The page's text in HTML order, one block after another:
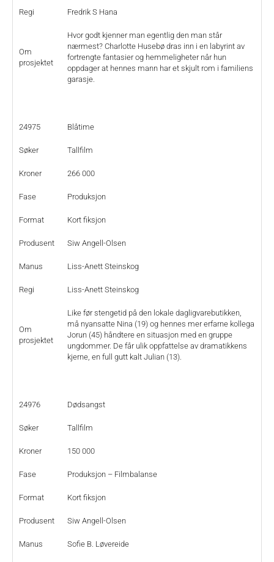
Regi Fredrik S Hana
Om
prosjektet
Hvor godt kjenner man egentlig den man står
nærmest? Charlotte Husebø dras inn i en labyrint av
fortrengte fantasier og hemmeligheter når hun
oppdager at hennes mann har et skjult rom i familiens
garasje.
24975 Blåtime
Søker Tallfilm
Kroner 266 000
Fase Produksjon
Format Kort fiksjon
Produsent Siw Angell-Olsen
Manus Liss-Anett Steinskog
Regi Liss-Anett Steinskog
Om
prosjektet
Like før stengetid på den lokale dagligvarebutikken,
må nyansatte Nina (19) og hennes mer erfarne kollega
Jorun (45) håndtere en situasjon med en gruppe
ungdommer. De får ulik oppfattelse av dramatikkens
kjerne, en full gutt kalt Julian (13).
24976 Dødsangst
Søker Tallfilm
Kroner 150 000
Fase Produksjon – Filmbalanse
Format Kort fiksjon
Produsent Siw Angell-Olsen
Manus Sofie B. Løvereide